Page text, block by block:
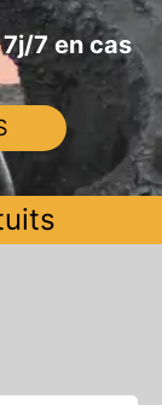
7 en cas